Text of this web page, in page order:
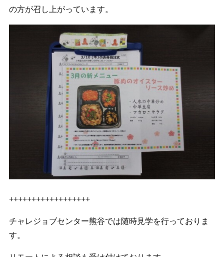
の方が召し上がっています。
++++++++++++++++++
チャレジョブセンター熊谷では随時見学を行っておりま
す。